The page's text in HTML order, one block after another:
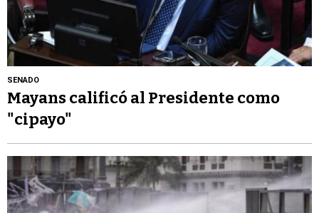
SENADO
Mayans calificó al Presidente como
"cipayo"